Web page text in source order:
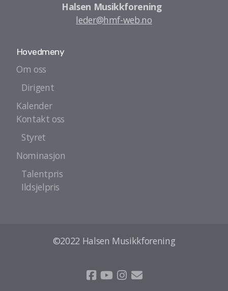
Halsen Musikkforening
leder@hmf-web.no
Hovedmeny
Om oss
Dirigent
Kalender
Kontakt oss
Styret
Nominasjon
Talentpris
Ildsjelpris
©2022 Halsen Musikkforening